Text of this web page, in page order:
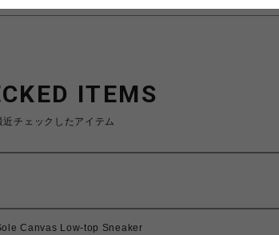
ITEMS
近チェックしたアイテム
Canvas Low-top Sneaker